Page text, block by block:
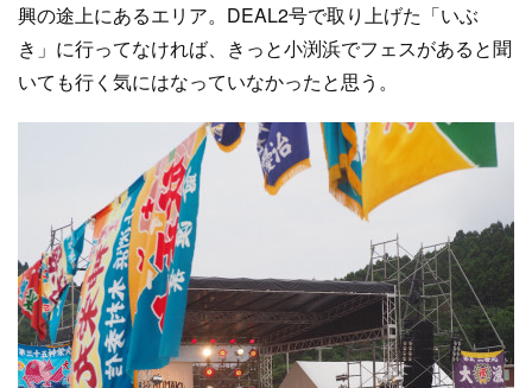
興の途上にあるエリア。DEAL2号で取り上げた「いぶ
き」に行ってなければ、きっと小渕浜でフェスがあると聞
いても行く気にはなっていなかったと思う。